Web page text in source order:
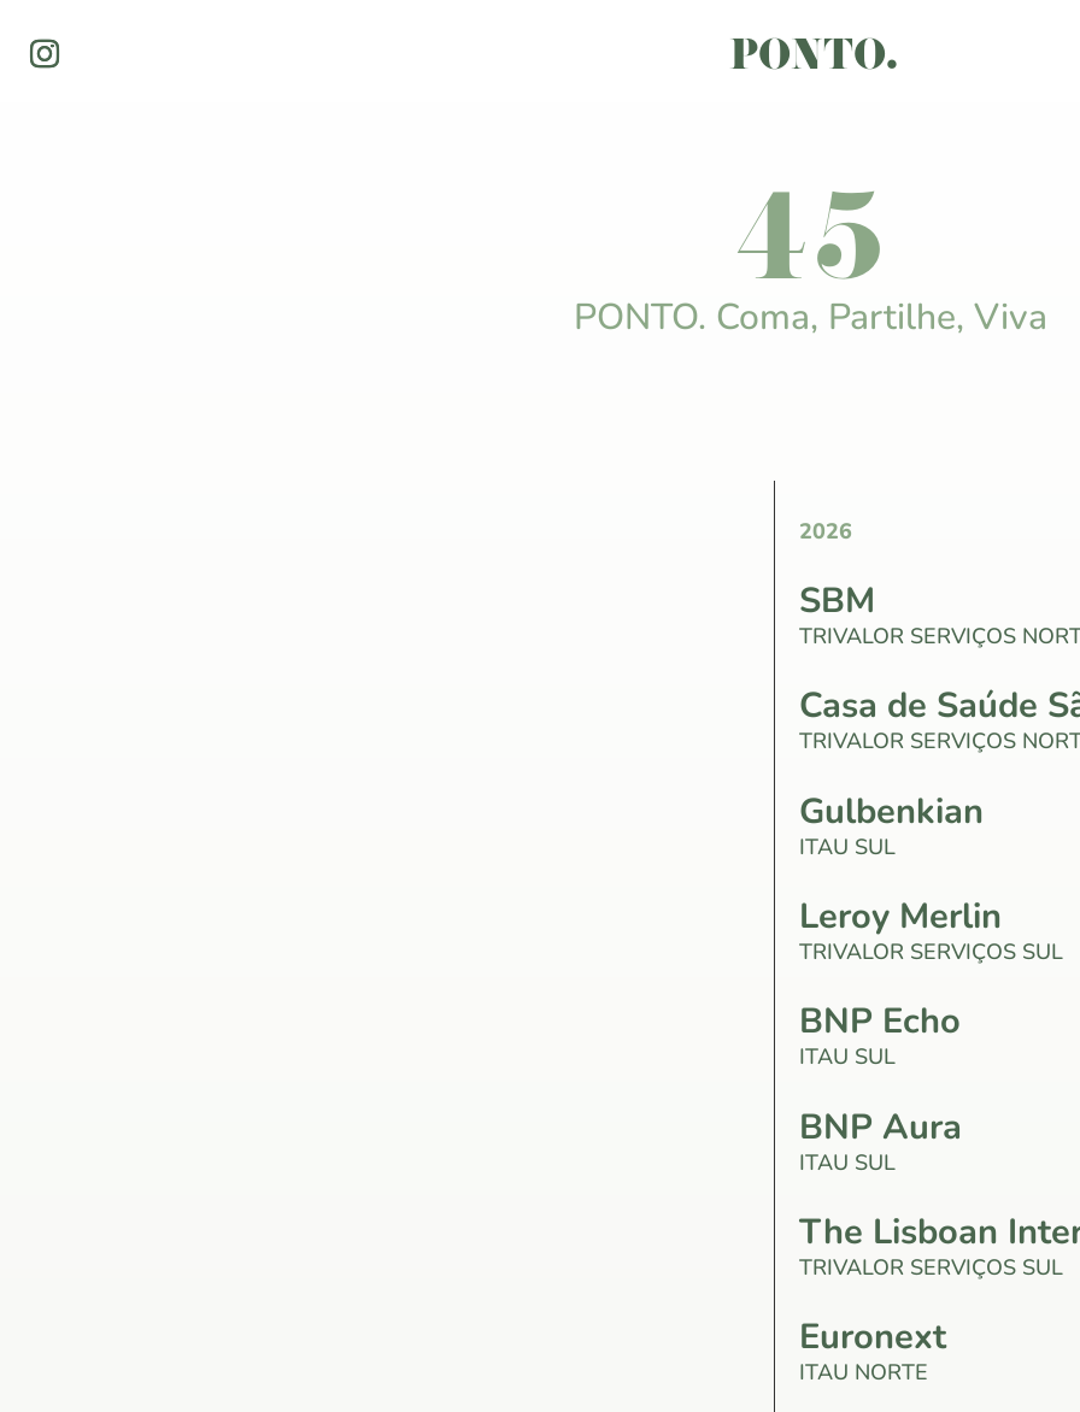
PONTO.
45
PONTO. Coma, Partilhe, Viva
2026
SBM
TRIVALOR SERVIÇOS
Casa de Saúde
TRIVALOR SERVIÇOS
Gulbenkian
ITAU SUL
Leroy Merlin
TRIVALOR SERVIÇOS SUL
BNP Echo
ITAU SUL
BNP Aura
ITAU SUL
The Lisboan
TRIVALOR SERVIÇOS SUL
Euronext
ITAU NORTE